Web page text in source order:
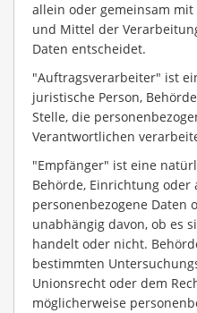
allein oder gemeinsam
und Mittel der
Daten entscheidet.
"Auftragsverarbeiter" ist
juristische Person,
Stelle, die
Verantwortlichen
"Empfänger" ist eine
Behörde, Einrichtung oder
personenbezogene Daten
unabhängig davon, ob es
handelt oder nicht.
bestimmten
Unionsrecht oder dem
möglicherweise